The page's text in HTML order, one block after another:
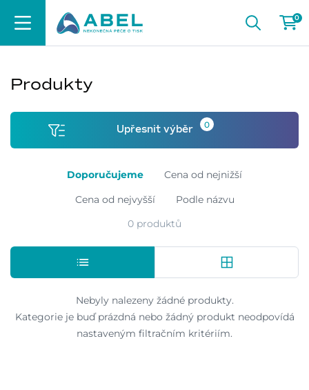
0
Produkty
Upřesnit výběr 0
Doporučujeme
Cena od nejnižší
Cena od nejvyšší
Podle názvu
0 produktů
Nebyly nalezeny žádné produkty.
Kategorie je buď prázdná nebo žádný produkt neodpovídá
nastaveným filtračním kritériím.